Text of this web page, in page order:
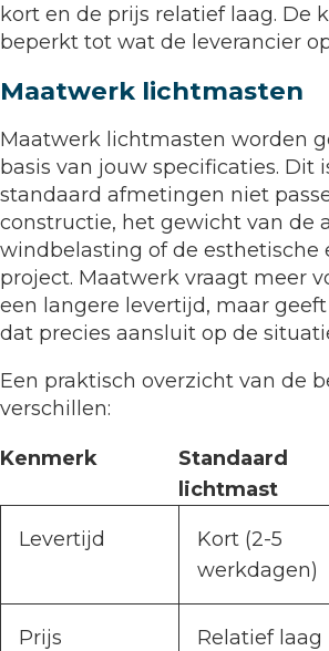
kort en de prijs relatief laag. De
beperkt tot wat de leverancier
Maatwerk lichtmasten
Maatwerk lichtmasten worden
basis van jouw specificaties. Dit
standaard afmetingen niet
constructie, het gewicht van de
windbelasting of de esthetische
project. Maatwerk vraagt meer
een langere levertijd, maar
dat precies aansluit op de
Een praktisch overzicht van de
verschillen:
Kenmerk
Standaard
lichtmast
Levertijd
Kort (2-5
werkdagen)
Prijs Relatief laag